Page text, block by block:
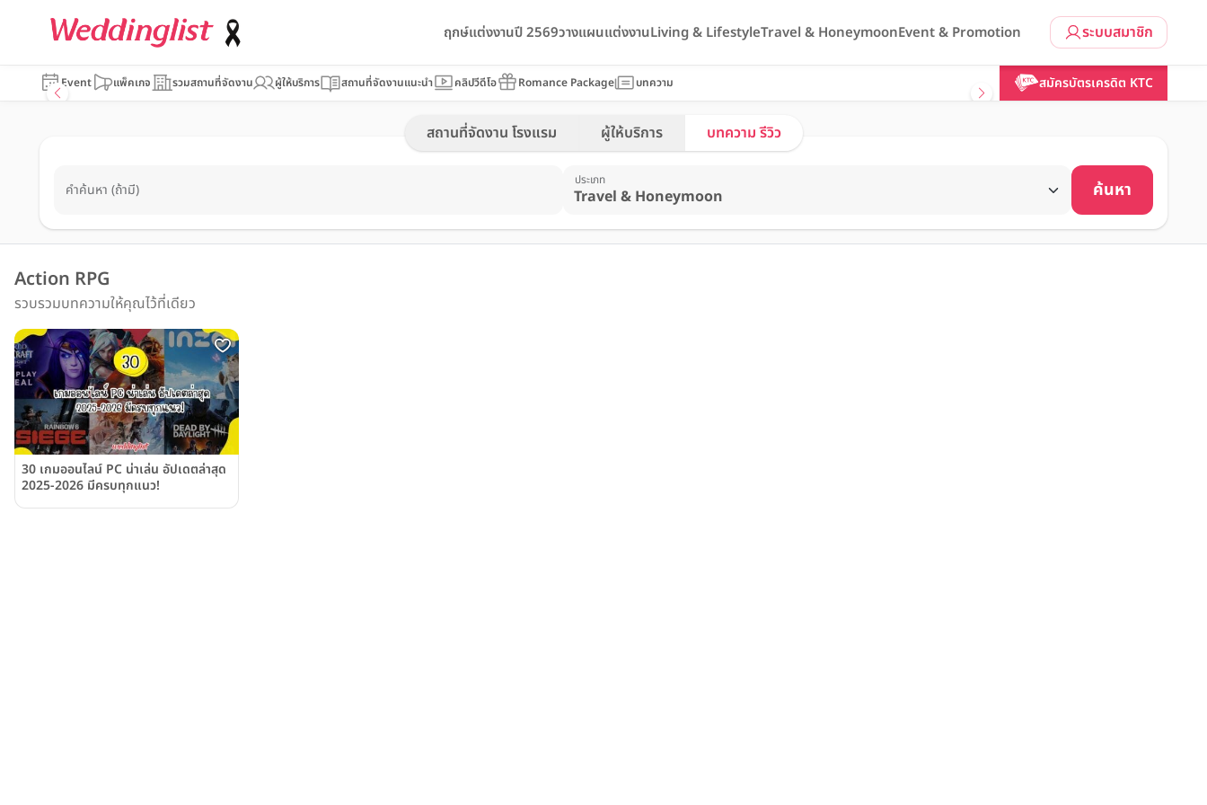
ระบบสมาชิก
ฤกษ์แต่งงานปี 2569วางแผนแต่งงานLiving & LifestyleTravel & HoneymoonEvent & Promotion
Event แพ็คเกจ รวมสถานที่จัดงาน ผู้ให้บริการ สถานที่จัดงานแนะนำ คลิปวีดีโอ Romance Package บทความ สมัครบัตรเครดิต KTC
สถานที่จัดงาน โรงแรม ผู้ให้บริการ บทความ รีวิว
คำค้นหา (ถ้ามี)
ประเภท ค้นหา
Action RPG
รวบรวมบทความให้คุณไว้ที่เดียว
30 เกมออนไลน์ PC น่าเล่น อัปเดตล่าสุด
2025-2026 มีครบทุกแนว!